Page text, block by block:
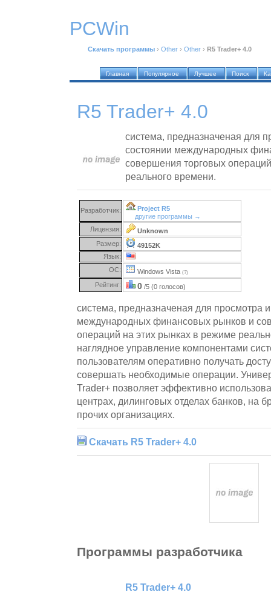
PCWin
Скачать программы › Other › Other › R5 Trader+ 4.0
Главная Популярное Лучшее Поиск
R5 Trader+ 4.0
система, предназначеная для
состоянии международных
совершения торговых
реального времени.
Разработчик:
Project R5
другие программы →
Лицензия:
Unknown
Размер:
49152K
Язык:
ОС:
Windows Vista (?)
Рейтинг: 0 /5 (0 голосов)
система, предназначеная для просмотра
международных финансовых рынков и
операций на этих рынках в режиме
наглядное управление компонентами
пользователям оперативно получать
совершать необходимые операции.
Trader+ позволяет эффективно
центрах, дилинговых отделах банков, на
прочих организациях.
Скачать R5 Trader+ 4.0
Программы разработчика
R5 Trader+ 4.0